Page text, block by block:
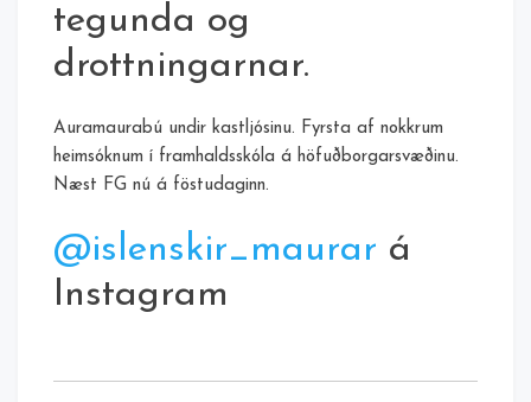
tegunda og
drottningarnar.
Auramaurabú undir kastljósinu. Fyrsta af nokkrum
heimsóknum í framhaldsskóla á höfuðborgarsvæðinu.
Næst FG nú á föstudaginn.
@islenskir_maurar á
Instagram